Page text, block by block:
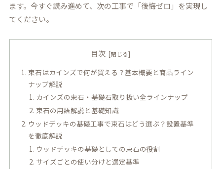
ます。今すぐ読み進めて、次の工事で「後悔ゼロ」を実現し
てください。
目次
束石はカインズで何が買える？基本概要と商品ライン
ナップ解説
カインズの束石・基礎石取り扱い全ラインナップ
束石の用語解説と基礎知識
ウッドデッキの基礎工事で束石はどう選ぶ？設置基準
を徹底解説
ウッドデッキの基礎としての束石の役割
サイズごとの使い分けと選定基準